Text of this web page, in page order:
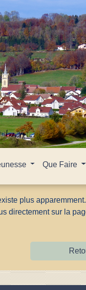
Que Faire
plus
directement sur la